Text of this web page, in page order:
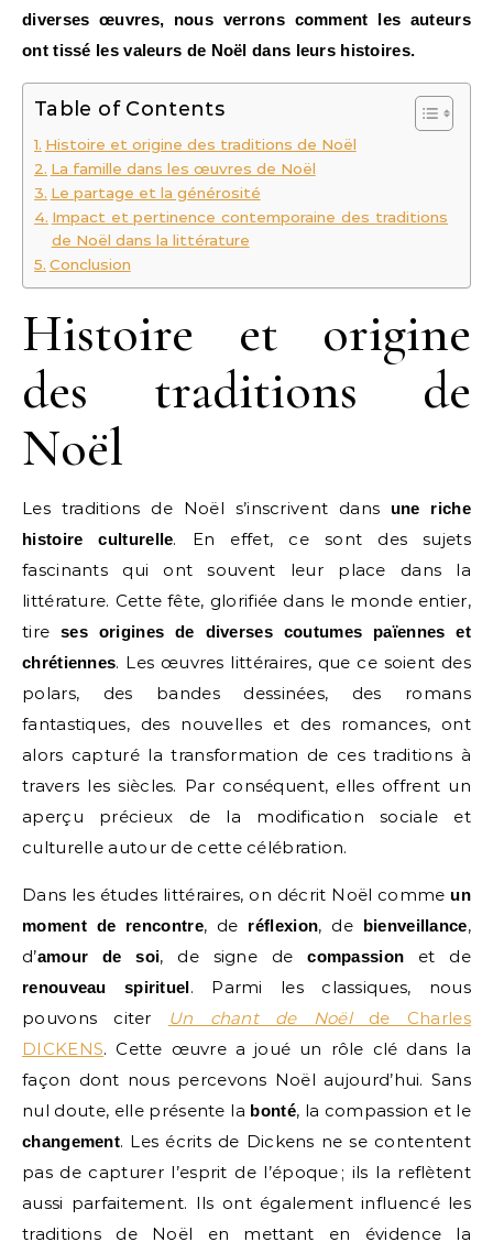
diverses œuvres, nous verrons comment les auteurs
ont tissé les valeurs de Noël dans leurs histoires.
Table of Contents
Histoire et origine des traditions de Noël
La famille dans les œuvres de Noël
Le partage et la générosité
Impact et pertinence contemporaine des traditions
de Noël dans la littérature
Conclusion
Histoire et origine
des traditions de
Noël
Les traditions de Noël s’inscrivent dans
une riche
histoire culturelle. En effet, ce sont des sujets
fascinants qui ont souvent leur place dans la
littérature. Cette fête, glorifiée dans le monde entier,
tireses origines de diverses coutumes païennes et
chrétiennes. Les œuvres littéraires, que ce soient des
polars, des bandes dessinées, des romans
fantastiques, des nouvelles et des romances, ont
alors capturé la transformation de ces traditions à
travers les siècles. Par conséquent, elles offrent un
aperçu précieux de la modification sociale et
culturelle autour de cette célébration.
Dans les études littéraires, on décrit Noël comme un
moment de rencontre, de réflexion, de bienveillance,
d’amour de soi, de signe decompassion et de
renouveau spirituel. Parmi les classiques, nous
pouvons citer
Un chant de Noëlde Charles
DICKENS. Cette œuvre a joué un rôle clé dans la
façon dont nous percevons Noël aujourd’hui. Sans
nul doute, elle présente la bonté, la compassion et le
changement. Les écrits de Dickens ne se contentent
pas de capturer l’esprit de l’époque ; ils la reflètent
aussi parfaitement. Ils ont également influencé les
traditions de Noël en mettant en évidence la